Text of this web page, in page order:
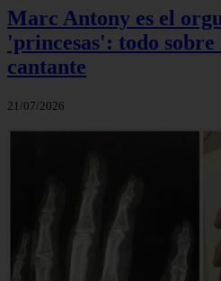
Marc Antony es el
'princesas': todo sobre
cantante
21/07/2026